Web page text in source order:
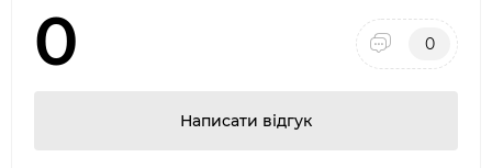
0 0
Написати відгук